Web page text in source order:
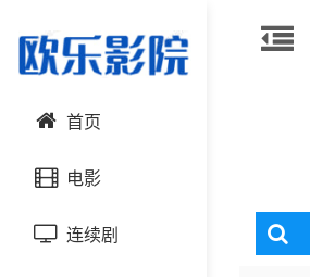
首页
电影
动作片连续剧